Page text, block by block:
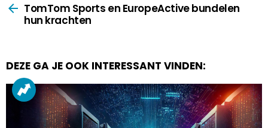
moreTomTom Sports en EuropeActive bundelen
hun krachten
DEZE GA JE OOK INTERESSANT VINDEN: